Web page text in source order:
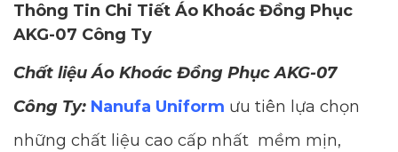
Thông Tin Chi Tiết Áo Khoác Đồng Phục
AKG-07 Công Ty
Chất liệu Áo Khoác Đồng Phục AKG-07
Công Ty: Nanufa Uniform ưu tiên lựa chọn
những chất liệu cao cấp nhất mềm mịn,